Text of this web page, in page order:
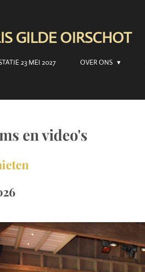
GILDE OIRSCHOT
23 MEI 2027 OVER ONS
en video's